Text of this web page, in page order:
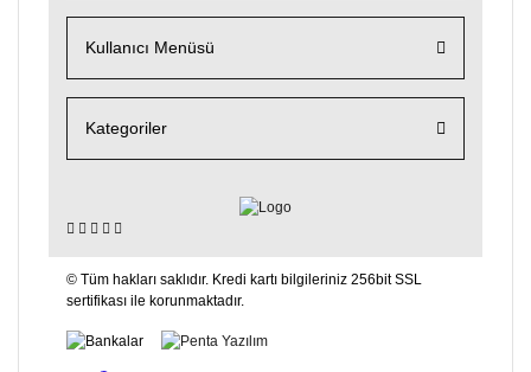
Kullanıcı Menüsü
Kategoriler
© Tüm hakları saklıdır. Kredi kartı bilgileriniz 256bit SSL
sertifikası ile korunmaktadır.